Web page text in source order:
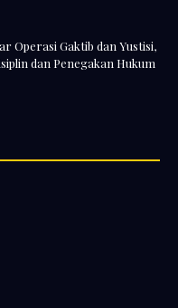
Operasi Gaktib dan Yustisi,
dan Penegakan Hukum